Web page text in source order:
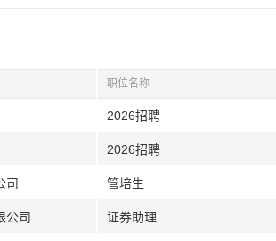
职位名称
2026招聘
2026招聘
司 管培生
公司 证券助理